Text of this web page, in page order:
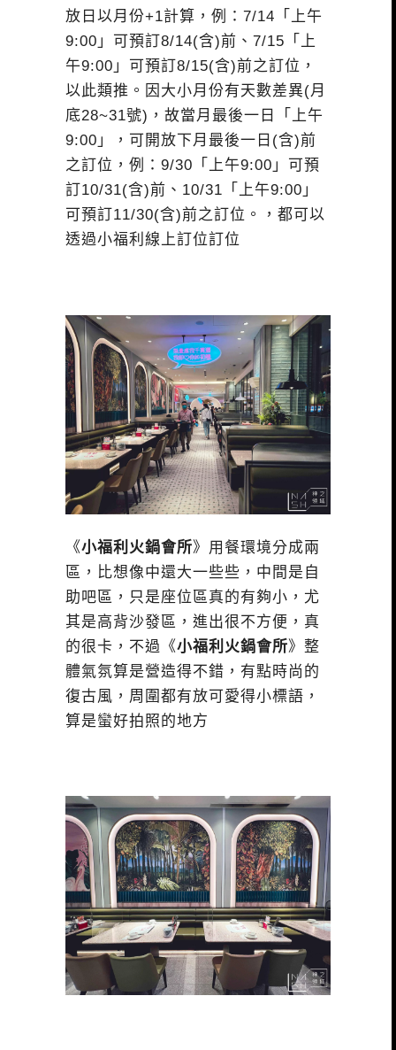
放日以月份+1計算，例：7/14「上午
9:00」可預訂8/14(含)前、7/15「上
午9:00」可預訂8/15(含)前之訂位，
以此類推。因大小月份有天數差異(月
底28~31號)，故當月最後一日「上午
9:00」，可開放下月最後一日(含)前
之訂位，例：9/30「上午9:00」可預
訂10/31(含)前、10/31「上午9:00」
可預訂11/30(含)前之訂位。，都可以
透過小福利線上訂位訂位
《小福利火鍋會所》用餐環境分成兩
區，比想像中還大一些些，中間是自
助吧區，只是座位區真的有夠小，尤
其是高背沙發區，進出很不方便，真
的很卡，不過《小福利火鍋會所》整
體氣氛算是營造得不錯，有點時尚的
復古風，周圍都有放可愛得小標語，
算是蠻好拍照的地方